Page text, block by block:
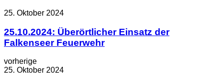
25. Oktober 2024
25.10.2024: Überörtlicher Einsatz der
Falkenseer Feuerwehr
vorherige
25. Oktober 2024